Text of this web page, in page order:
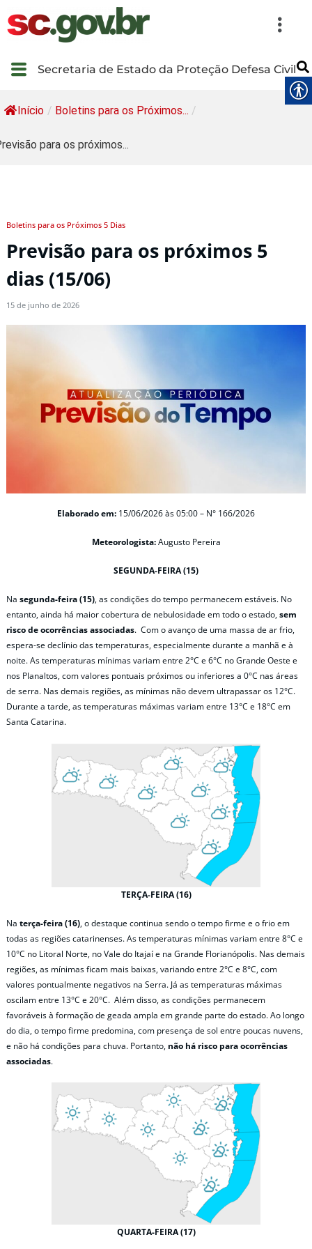
Secretaria de Estado da Proteção Defesa Civil
Início / Boletins para os Próximos... /
para os próximos...
Boletins para os Próximos 5 Dias
Previsão para os próximos 5
dias (15/06)
15 de junho de 2026
Elaborado em: 15/06/2026 às 05:00 – N° 166/2026
Meteorologista:Augusto Pereira
SEGUNDA-FEIRA (15)
Na segunda-feira (15), as condições do tempo permanecem estáveis. No
entanto, ainda há maior cobertura de nebulosidade em todo o estado,sem
risco de ocorrências associadas. Com o avanço de uma massa de ar frio,
espera-se declínio das temperaturas, especialmente durante a manhã e à
noite. As temperaturas mínimas variam entre 2°C e 6°C no Grande Oeste e
nos Planaltos, com valores pontuais próximos ou inferiores a 0°C nas áreas
de serra. Nas demais regiões, as mínimas não devem ultrapassar os 12°C.
Durante a tarde, as temperaturas máximas variam entre 13°C e 18°C em
Santa Catarina.
TERÇA-FEIRA (16)
Na terça-feira (16), o destaque continua sendo o tempo firme e o frio em
todas as regiões catarinenses. As temperaturas mínimas variam entre 8°C e
10°C no Litoral Norte, no Vale do Itajaí e na Grande Florianópolis. Nas demais
regiões, as mínimas ficam mais baixas, variando entre 2°C e 8°C, com
valores pontualmente negativos na Serra. Já as temperaturas máximas
oscilam entre 13°C e 20°C. Além disso, as condições permanecem
favoráveis à formação de geada ampla em grande parte do estado. Ao longo
do dia, o tempo firme predomina, com presença de sol entre poucas nuvens,
e não há condições para chuva. Portanto, não há risco para ocorrências
associadas.
QUARTA-FEIRA (17)